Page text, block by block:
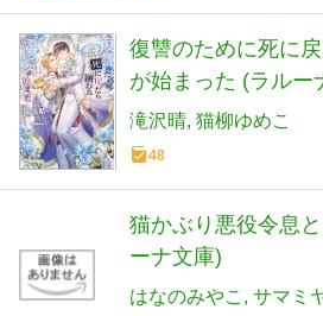
復讐のために死に
が始まった (ラルー
滝沢晴 猫柳ゆめこ
48
猫かぶり悪役令息
ーナ文庫)
はなのみやこ サマミ